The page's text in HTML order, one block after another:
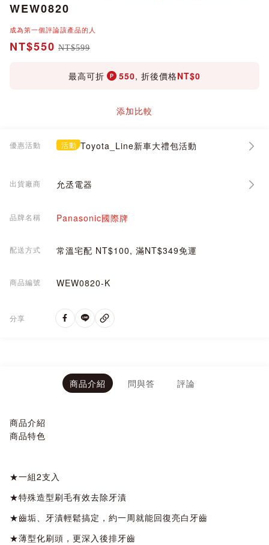
WEW0820
成為第一個評論該產品的人
NT$550 NT$599
最高可折 550, 折後價格NT$0
添加比較
優惠活動 活動 Toyota_Line新車大禮包活動
出貨廠商 允丞電器
品牌名稱 Panasonic國際牌
配送方式 常溫宅配 NT$100, 滿NT$349免運
商品編號 WEW0820-K
分享
商品介紹 問與答 評論
商品介紹
商品特色
★一組2支入
★特殊造型刷毛有效去除牙漬
★齒垢、牙漬輕鬆搞定，約一周就能回復亮白牙齒
★薄型化刷頭，更深入後排牙齒